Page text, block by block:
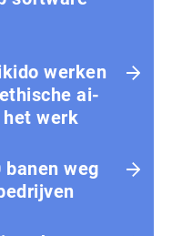
werken
ai-
het werk
banen weg